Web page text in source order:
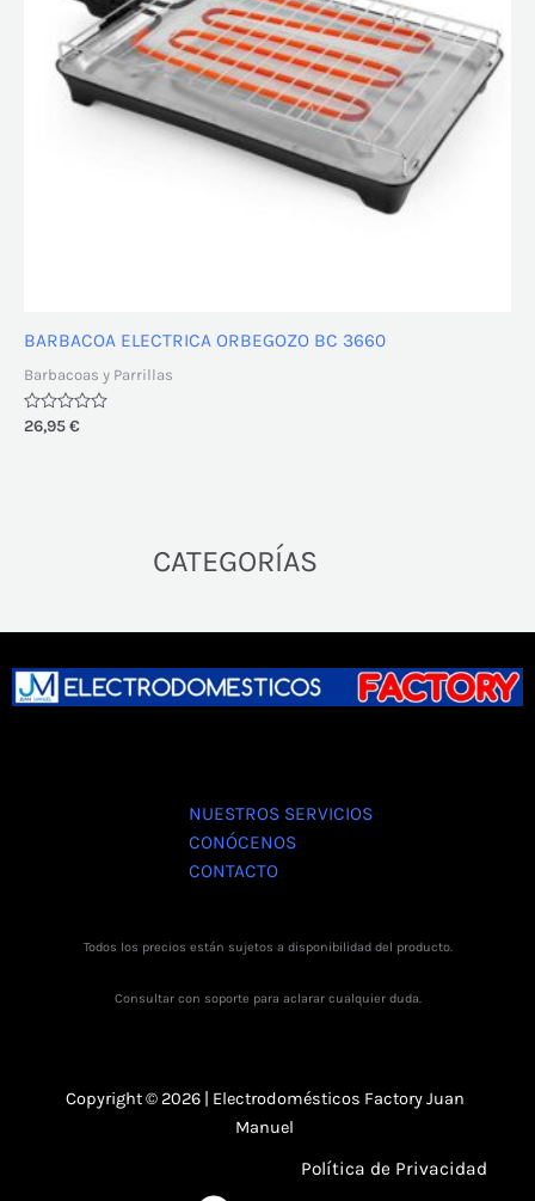
⠀⠀⠀⠀⠀⠀CATEGORÍAS
BARBACOA ELECTRICA ORBEGOZO BC 3660
Barbacoas y Parrillas
Valorado
26,95€
NUESTROS SERVICIOS
CONÓCENOS
CONTACTO
Todos los precios están sujetos a disponibilidad del producto.
Consultar con soporte para aclarar cualquier duda.
Copyright © 2026 | Electrodomésticos Factory Juan
Manuel
Política de Privacidad